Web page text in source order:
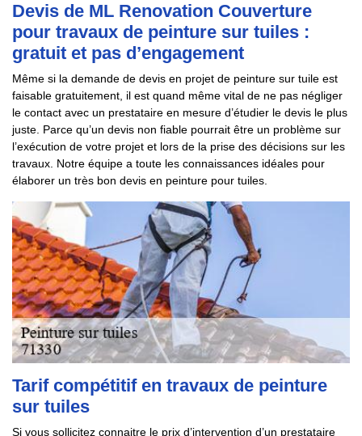
Devis de ML Renovation Couverture
pour travaux de peinture sur tuiles :
gratuit et pas d’engagement
Même si la demande de devis en projet de peinture sur tuile est
faisable gratuitement, il est quand même vital de ne pas négliger
le contact avec un prestataire en mesure d’étudier le devis le plus
juste. Parce qu’un devis non fiable pourrait être un problème sur
l’exécution de votre projet et lors de la prise des décisions sur les
travaux. Notre équipe a toute les connaissances idéales pour
élaborer un très bon devis en peinture pour tuiles.
Tarif compétitif en travaux de peinture
sur tuiles
Si vous sollicitez connaitre le prix d’intervention d’un prestataire